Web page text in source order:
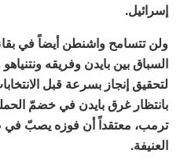
إسرائيل.
ولن تتسامح واشنطن أيضاً في
السباق بين بايدن وفريقه
لتحقيق إنجاز بسرعة قبل
بانتظار غرق بايدن في خضمّ الحملة
ترمب، معتقداً أن فوزه يصبّ في
العنيفة.